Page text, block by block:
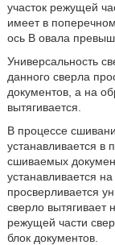
участок режущей
имеет в
ось В овала
Универсальность
данного сверла
документов, а на
вытягивается.
В процессе
устанавливается в
сшиваемых
устанавливается
просверливается
сверло вытягивает
режущей части
блок документов.